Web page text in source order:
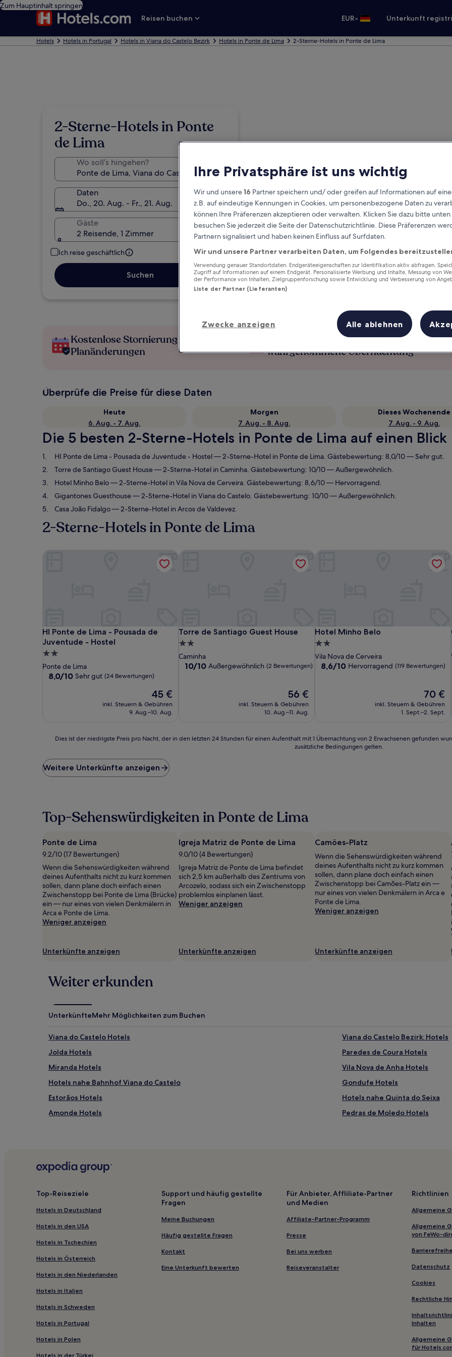
Zum Hauptinhalt springen
Reisen buchen
EUR• Unterkunft
Hotels Hotels in Portugal Hotels in Viana do Castelo Bezirk Hotels in Ponte de Lima 2-Sterne-Hotels in Ponte de Lima
2-Sterne-Hotels in Ponte
de Lima
Wo soll’s hingehen?
Daten
Do., 20. Aug. - Fr., 21. Aug.
Gäste
2 Reisende, 1 Zimmer
Ich reise geschäftlich
Suchen
Kostenlose Stornierung bei
Planänderungen
Verdiene Prämien für jede
wahrgenommene Übernachtung
Überprüfe die Preise für diese Daten
Heute
6. Aug. - 7. Aug.
Morgen
7. Aug. - 8. Aug.
Dieses Wochenende
7. Aug. - 9. Aug.
Die 5 besten 2-Sterne-Hotels in Ponte de Lima auf einen Blick
HI Ponte de Lima - Pousada de Juventude - Hostel— 2-Sterne-Hotel in Ponte de Lima. Gästebewertung: 8,0/10 — Sehr gut.
Torre de Santiago Guest House— 2-Sterne-Hotel in Caminha. Gästebewertung: 10/10 — Außergewöhnlich.
Hotel Minho Belo— 2-Sterne-Hotel in Vila Nova de Cerveira. Gästebewertung: 8,6/10 — Hervorragend.
Gigantones Guesthouse— 2-Sterne-Hotel in Viana do Castelo. Gästebewertung: 10/10 — Außergewöhnlich.
Casa João Fidalgo— 2-Sterne-Hotel in Arcos de Valdevez.
2-Sterne-Hotels in Ponte de Lima
HI Ponte de Lima - Pousada de
Juventude - Hostel
HI Ponte de Lima - Pousada de Juventude - Hostel
2.0-
Sterne-
Unterkunft
Ponte de Lima
8.0
8,0/10 Sehr gut (24 Bewertungen)
Der
Preis
beträgt
45 €
inkl. Steuern & Gebühren
9. Aug.–10. Aug.
HI Ponte de Lima - Pousada de Juventude - Hostel
Torre de Santiago Guest House
Torre de Santiago Guest House
2.0-
Sterne-
Unterkunft
Caminha
10.0
10/10 Außergewöhnlich (2 Bewertungen)
Der
Preis
beträgt
56 €
inkl. Steuern & Gebühren
10. Aug.–11. Aug.
Hotel Minho Belo
Hotel Minho Belo
2.0-
Sterne-
Unterkunft
Vila Nova de Cerveira
8.6
8,6/10 Hervorragend (119 Bewertungen)
Der
Preis
beträgt
70 €
inkl. Steuern & Gebühren
1. Sept.–2. Sept.
der
niedrigste
Preis
in
den
24 Stunden
für
einen
Aufenthalt
mit
1 Übernachtung
von
2 Erwachsenen
gefunden
wurde.
Verfügbarkeiten
können
ändern.
zusätzliche
Bedingungen
gelten.
Dies ist der niedrigste Preis pro Nacht, der in den letzten 24 Stunden für einen Aufenthalt mit 1 Übernachtung von 2 Erwachsenen gefunden
zusätzliche Bedingungen gelten.
Weitere Unterkünfte anzeigen
Top-Sehenswürdigkeiten in Ponte de Lima
Ponte de Lima
9.2/10 (17 Bewertungen)
Wenn die Sehenswürdigkeiten während
deines Aufenthalts nicht zu kurz kommen
sollen, dann plane doch einfach einen
Zwischenstopp bei Ponte de Lima (Brücke)
ein — nur eines von vielen Denkmälern in
Arca e Ponte de Lima.
Weniger anzeigen
Unterkünfte anzeigen
Igreja Matriz de Ponte de Lima
9.0/10 (4 Bewertungen)
Igreja Matriz de Ponte de Lima befindet
sich 2,5 km außerhalb des Zentrums von
Arcozelo, sodass sich ein Zwischenstopp
problemlos einplanen lässt.
Weniger anzeigen
Unterkünfte anzeigen
Camões-Platz
Wenn die Sehenswürdigkeiten während
deines Aufenthalts nicht zu kurz kommen
sollen, dann plane doch einfach einen
Zwischenstopp bei Camões-Platz ein —
nur eines von vielen Denkmälern in Arca e
Ponte de Lima.
Weniger anzeigen
Unterkünfte anzeigen
Weiter erkunden
UnterkünfteMehr Möglichkeiten zum Buchen
Viana do Castelo Hotels
Viana do Castelo Bezirk: Hotels
Jolda Hotels
Paredes de Coura Hotels
Miranda Hotels
Vila Nova de Anha Hotels
Hotels nahe Bahnhof Viana do Castelo
Gondufe Hotels
Estorãos Hotels
Hotels nahe Quinta do Seixa
Amonde Hotels
Pedras de Moledo Hotels
São Tomé Hotels
Bela Hotels
Mozelos Hotels
Linhares Hotels
Riba de Mouro Hotels
Hotels nahe Golfplatz von
Bemposta Hotels
Lapa Hotels
Soajo Hotels
Santa Maria Hotels
Top-Reiseziele
Hotels in Deutschland
Hotels in den USA
Hotels in Tschechien
Hotels in Österreich
Hotels in den Niederlanden
Hotels in Italien
Hotels in Schweden
Hotels in Portugal
Hotels in Polen
Hotels in der Türkei
Support und häufig gestellte
Fragen
Meine Buchungen
Häufig gestellte Fragen
Kontakt
Eine Unterkunft bewerten
Für Anbieter, Affliliate-Partner
und Medien
Affiliate-Partner-Programm
Presse
Bei uns werben
Reiseveranstalter
Richtlinien
Allgemeine
Allgemeine
von FeWo-
Datenschutz
Cookies
Rechtliche
Inhalten
Allgemeine
für
Ihre Privatsphäre ist uns wichtig
Wir und unsere16 Partner speichern und/ oder greifen auf Informationen auf
z.B. auf eindeutige Kennungen in Cookies, um personenbezogene Daten zu
können Ihre Präferenzen akzeptieren oder verwalten. Klicken Sie dazu bitte
besuchen Sie jederzeit die Seite der Datenschutzrichtlinie. Diese Präferenzen
Partnern signalisiert und haben keinen Einfluss auf Surfdaten.
Wir und unsere Partner verarbeiten Daten, um Folgendes
Verwendung genauer Standortdaten. Endgeräteeigenschaften zur Identifikation aktiv abfragen.
Zugriff auf Informationen auf einem Endgerät. Personalisierte Werbung und Inhalte, Messung von
der Performance von Inhalten, Zielgruppenforschung sowie Entwicklung und Verbesserung von
Liste der Partner (Lieferanten)
Zwecke anzeigen Alle ablehnen